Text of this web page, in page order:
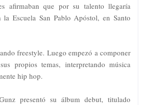
afirmaban que por su talento llegaría
la Escuela San Pablo Apóstol, en Santo
freestyle. Luego empezó a componer
propios temas, interpretando música
hip hop.
presentó su álbum debut, titulado